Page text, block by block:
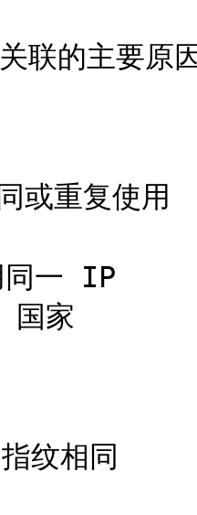
联的主要原
重复使用
同一 IP
家
纹相同